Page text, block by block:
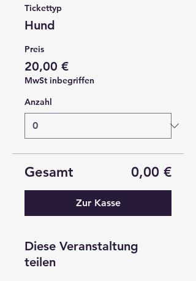
Tickettyp
Hund
Preis
20,00 €
MwSt inbegriffen
Anzahl
Gesamt 0,00 €
Zur Kasse
Diese Veranstaltung
teilen